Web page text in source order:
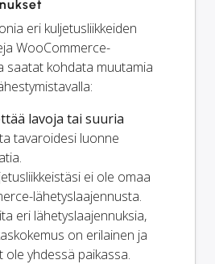
eri kuljetusliikkeiden
WooCommerce-
saatat kohdata muutamia
lavoja tai suuria
tavaroidesi luonne
ei ole omaa
lähetyslaajennusta.
eri lähetyslaajennuksia,
on erilainen ja
ole yhdessä paikassa.